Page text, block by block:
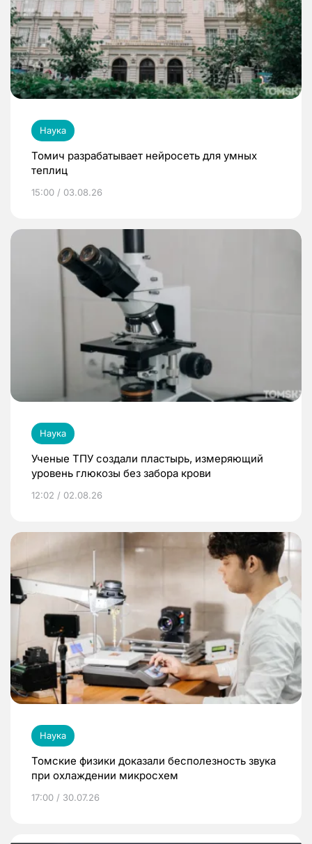
Наука
Томич разрабатывает нейросеть для умных
теплиц
15:00 / 03.08.26
Наука
Ученые ТПУ создали пластырь, измеряющий
уровень глюкозы без забора крови
12:02 / 02.08.26
Наука
Томские физики доказали бесполезность звука
при охлаждении микросхем
17:00 / 30.07.26